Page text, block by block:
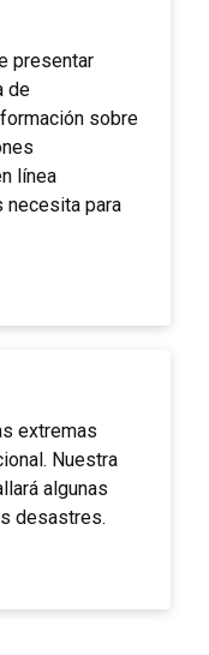
presentar
de
sobre
línea
necesita para
extremas
Nuestra
algunas
desastres.